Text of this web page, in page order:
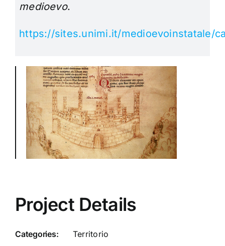
medioevo.
https://sites.unimi.it/medioevoinstatale/
Project Details
Categories: Territorio